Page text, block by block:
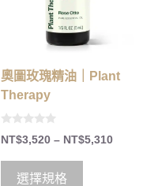
奧圖玫瑰精油｜Plant
Therapy
0
o
t
NT$3,520 – NT$5,310
選擇規格